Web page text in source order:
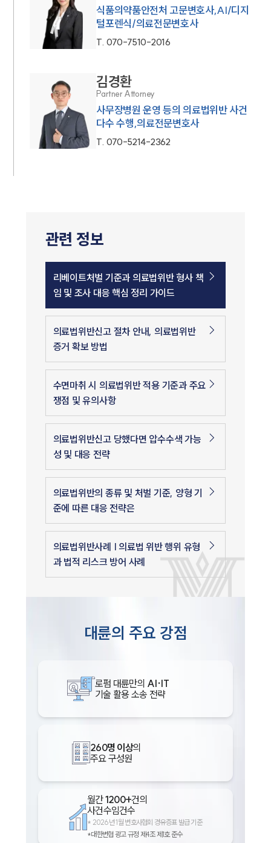
식품의약품안전처 고문변호사,AI/디지
털포렌식/의료전문변호사
T. 070-7510-2016
김경환
Partner Attorney
사무장병원 운영 등의 의료법위반 사건
다수 수행,의료전문변호사
T. 070-5214-2362
관련 정보
리베이트처벌 기준과 의료법위반 형사 책
임 및 조사 대응 핵심 정리 가이드
의료법위반신고 절차 안내, 의료법위반
증거 확보 방법
수면마취 시 의료법위반 적용 기준과 주요
쟁점 및 유의사항
의료법위반신고 당했다면 압수수색 가능
성 및 대응 전략
의료법위반의 종류 및 처벌 기준, 양형 기
준에 따른 대응 전략은
의료법위반사례 | 의료법 위반 행위 유형
과 법적 리스크 방어 사례
대륜의 주요 강점
로펌 대륜만의 AI·IT
기술 활용 소송 전략
260명 이상의
주요 구성원
월간1200+건의
사건수임건수
* 2026년 1월 변호사협회 경유증표 발급 기준
*대한변협 광고 규정 제4조 제1호 준수